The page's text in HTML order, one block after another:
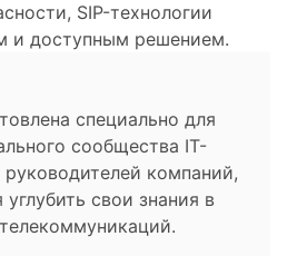
SIP-технологии
и доступным решением.
специально для
сообщества IT-
компаний,
свои знания в